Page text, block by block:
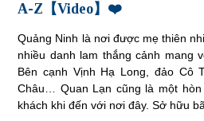
A-Z【Video】❤️
Quảng Ninh là nơi được mẹ thiên
nhiều danh lam thắng cảnh mang
Bên cạnh Vịnh Hạ Long, đảo Cô
Châu… Quan Lạn cũng là một
khách khi đến với nơi đây. Sở hữu